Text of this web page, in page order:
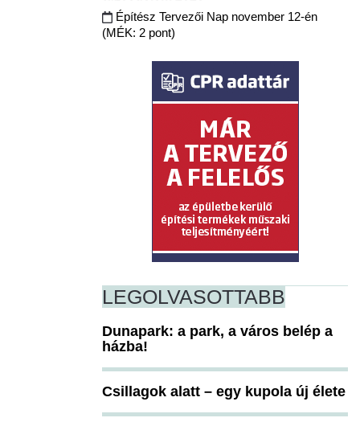
Építész Tervezői Nap november 12-én
(MÉK: 2 pont)
LEGOLVASOTTABB
Dunapark: a park, a város belép a
házba!
Csillagok alatt – egy kupola új élete